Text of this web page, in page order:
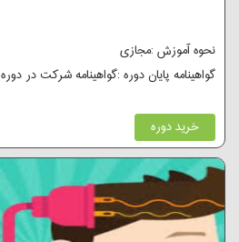
نحوه آموزش :مجازی
گواهینامه پایان دوره :گواهینامه شرکت در دوره
خرید دوره